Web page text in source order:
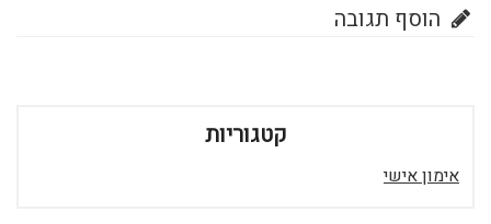
הוסף תגובה
קטגוריות
אימון אישי